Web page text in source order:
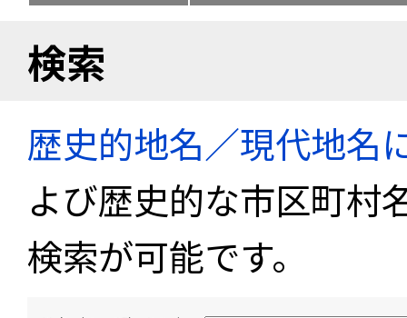
検索
歴史的地名／現代地名
よび歴史的な市区町村
検索が可能です。